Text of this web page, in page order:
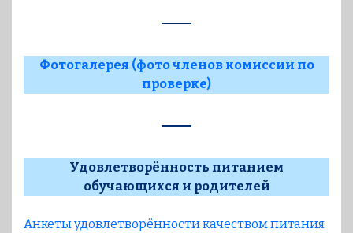
Фотогалерея (фото членов комиссии по
проверке)
Удовлетворённость питанием
обучающихся и родителей
Анкеты удовлетворённости качеством питания